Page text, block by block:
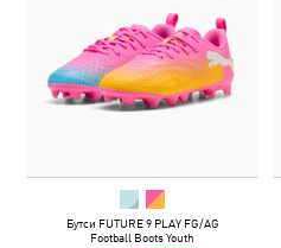
Бутси FUTURE 9 PLAY FG/AG
Football Boots Youth